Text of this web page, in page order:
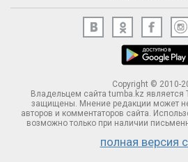
Copyright © 2010-
Владельцем сайта tumba.kz
защищены. Мнение редакции может
авторов и комментаторов сайта.
возможно только при наличии
полная версия